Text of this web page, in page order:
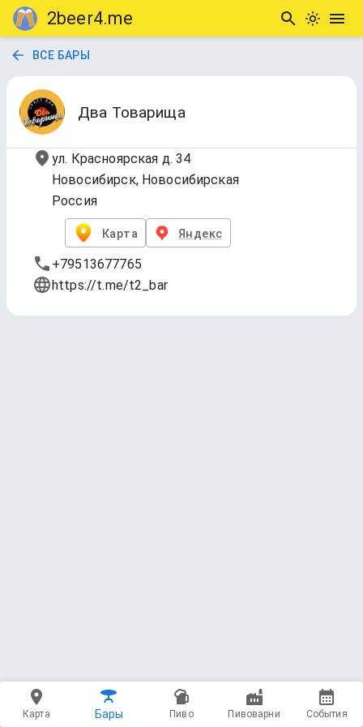
2beer4.me
ВСЕ БАРЫ
Два Товарища
ул. Красноярская д. 34
Новосибирск, Новосибирская
Россия
Карта Яндекс
+79513677765
https://t.me/t2_bar
Карта Бары Пиво Пивоварни События